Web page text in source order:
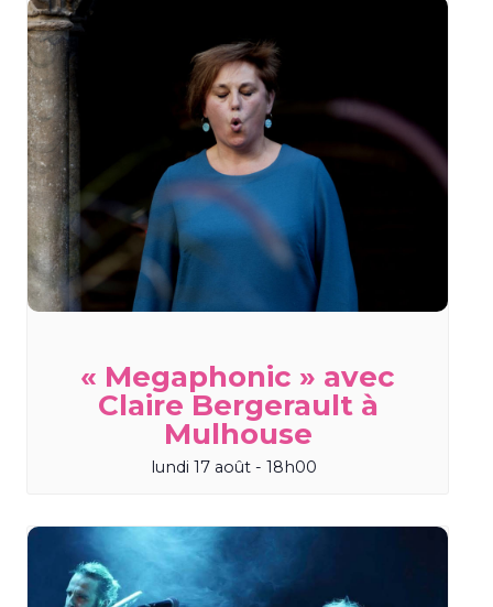
« Megaphonic » avec
Claire Bergerault à
Mulhouse
lundi 17 août - 18h00